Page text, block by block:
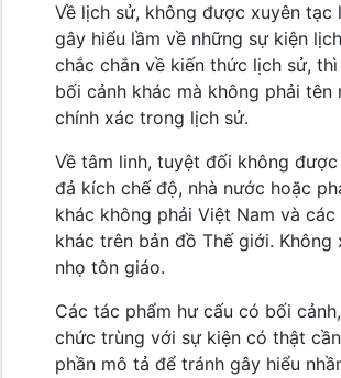
Về lịch sử, không được xuyên tạc
gây hiểu lầm về những sự kiện
chắc chắn về kiến thức lịch sử,
bối cảnh khác mà không phải tên
chính xác trong lịch sử.
Về tâm linh, tuyệt đối không
đả kích chế độ, nhà nước hoặc
khác không phải Việt Nam và
khác trên bản đồ Thế giới. Không
nhọ tôn giáo.
Các tác phẩm hư cấu có bối
chức trùng với sự kiện có thật
phần mô tả để tránh gây hiểu